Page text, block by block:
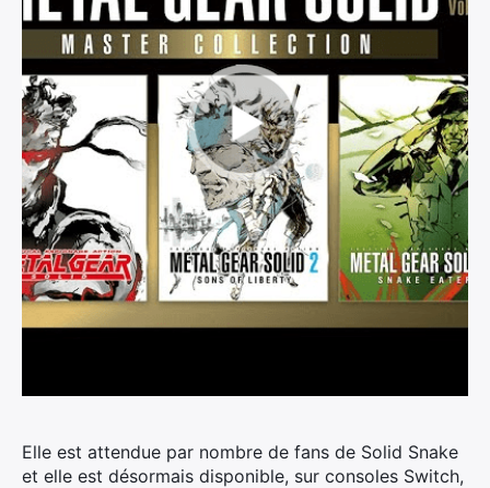
Elle est attendue par nombre de fans de Solid Snake
et elle est désormais disponible, sur consoles Switch,